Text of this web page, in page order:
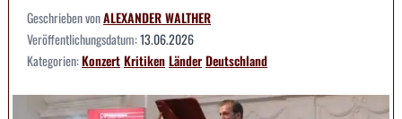
Geschrieben vonALEXANDER WALTHER
Veröffentlichungsdatum:13.06.2026
Kategorien:KonzertKritikenLänderDeutschland